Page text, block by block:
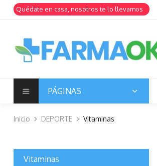
Quédate en casa, nosotros te lo llevamos
PÁGINAS
Inicio DEPORTE Vitaminas
Vitaminas